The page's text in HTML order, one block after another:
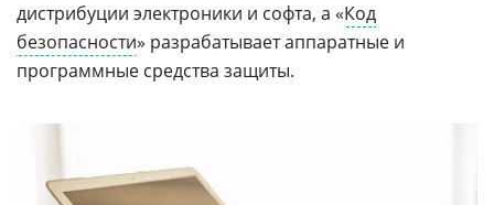
дистрибуции электроники и софта, а «Код
безопасности» разрабатывает аппаратные и
программные средства защиты.